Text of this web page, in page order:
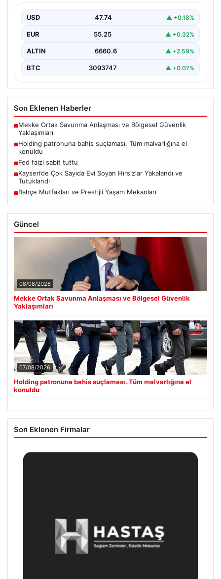
USD 47.74 ▲ +0.18%
EUR 55.25 ▲ +0.32%
ALTIN 6660.6 ▲ +2.59%
BTC 3093747 ▲ +0.07%
Son Eklenen Haberler
■Mekke Ortak Savunma Anlaşması ve Bölgesel Güvenlik
Yaklaşımları
■Holding patronuna bahis suçlaması. Tüm malvarlığına el
konuldu
■Fed faizi sabit tuttu
■Kayseri’de Çok Sayıda Evi Soyan Hırsızlar Yakalandı ve
Tutuklandı
■Bahçe Mutfakları ve Prestijli Yaşam Mekanları
Güncel
08/08/2026
Mekke Ortak Savunma Anlaşması ve Bölgesel Güvenlik
Yaklaşımları
07/08/2026
Holding patronuna bahis suçlaması. Tüm malvarlığına el
konuldu
Son Eklenen Firmalar